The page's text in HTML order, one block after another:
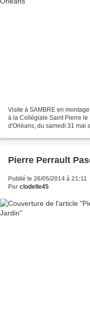
Visite à SAMBRE en
à la Collégiale Saint Pierre
d'Orléans, du samedi 31 mai
Pierre Perrault
Publié le 26/05/2014 à 21:11
Par clodelle45